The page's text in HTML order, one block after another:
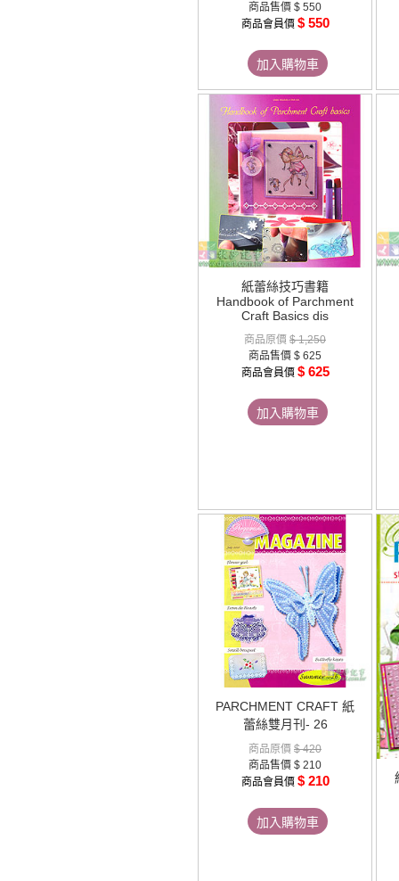
商品售價 $ 550
商品會員價 $ 550
加入購物車
紙蕾絲技巧書籍
Handbook of Parchment
Craft Basics dis
商品原價 $ 1,250
商品售價 $ 625
商品會員價 $ 625
加入購物車
PARCHMENT CRAFT 紙
蕾絲雙月刊- 26
商品原價 $ 420
商品售價 $ 210
商品會員價 $ 210
加入購物車